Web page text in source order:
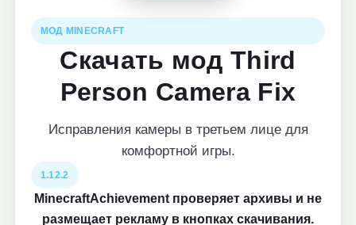
МОД MINECRAFT
Скачать мод Third
Person Camera Fix
Исправления камеры в третьем лице для
комфортной игры.
1.12.2
MinecraftAchievement проверяет архивы и не
размещает рекламу в кнопках скачивания.